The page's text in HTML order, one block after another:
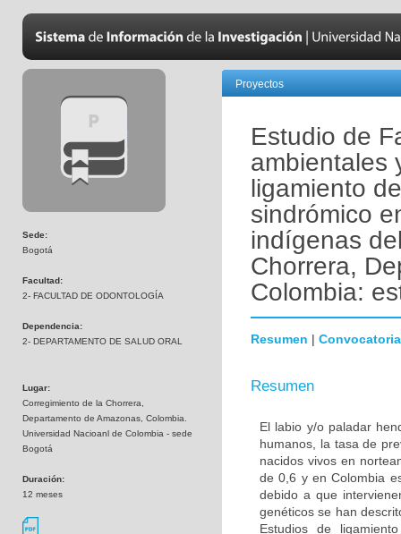
Sede:
Bogotá
Facultad:
2- FACULTAD DE ODONTOLOGÍA
Dependencia:
2- DEPARTAMENTO DE SALUD ORAL
Lugar:
Corregimiento de la Chorrera,
Departamento de Amazonas, Colombia.
Universidad Nacioanl de Colombia - sede
Bogotá
Duración:
12 meses
Proyectos
Estudio de
ambientales
ligamiento
sindrómico
indígenas
Chorrera,
Colombia:
Resumen | Convocatoria
Resumen
El labio y/o paladar
humanos, la tasa de
nacidos vivos en
de 0,6 y en Colombia
debido a que
genéticos se han
Estudios de